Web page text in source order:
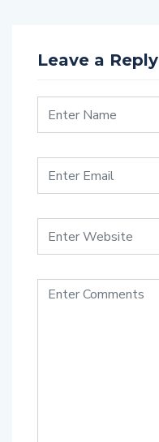
Leave a Reply